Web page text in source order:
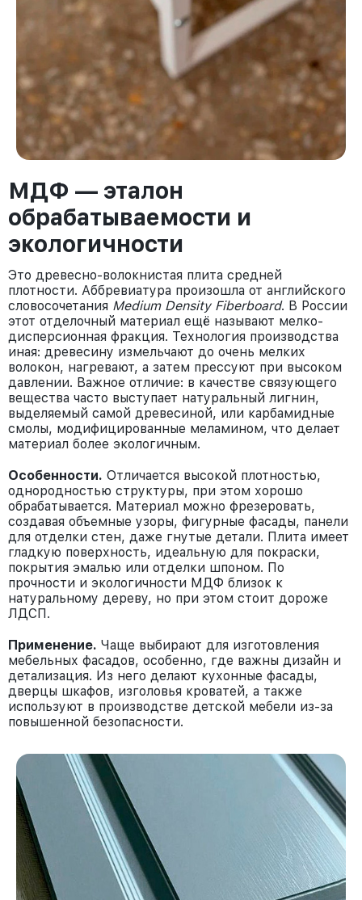
МДФ — эталон
обрабатываемости и
экологичности
Это древесно-волокнистая плита средней
плотности. Аббревиатура произошла от английского
словосочетания Medium Density Fiberboard. В России
этот отделочный материал ещё называют мелко-
дисперсионная фракция. Технология производства
иная: древесину измельчают до очень мелких
волокон, нагревают, а затем прессуют при высоком
давлении. Важное отличие: в качестве связующего
вещества часто выступает натуральный лигнин,
выделяемый самой древесиной, или карбамидные
смолы, модифицированные меламином, что делает
материал более экологичным.
Особенности. Отличается высокой плотностью,
однородностью структуры, при этом хорошо
обрабатывается. Материал можно фрезеровать,
создавая объемные узоры, фигурные фасады, панели
для отделки стен, даже гнутые детали. Плита имеет
гладкую поверхность, идеальную для покраски,
покрытия эмалью или отделки шпоном. По
прочности и экологичности МДФ близок к
натуральному дереву, но при этом стоит дороже
ЛДСП.
Применение. Чаще выбирают для изготовления
мебельных фасадов, особенно, где важны дизайн и
детализация. Из него делают кухонные фасады,
дверцы шкафов, изголовья кроватей, а также
используют в производстве детской мебели из-за
повышенной безопасности.